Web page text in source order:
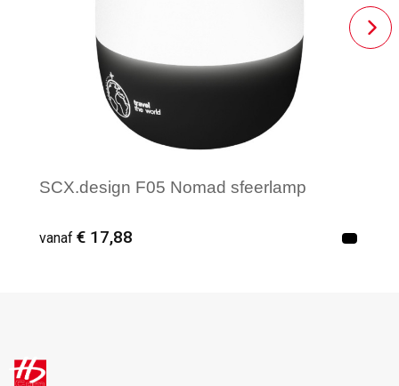
SCX.design F05 Nomad sfeerlamp
vanaf € 17,88